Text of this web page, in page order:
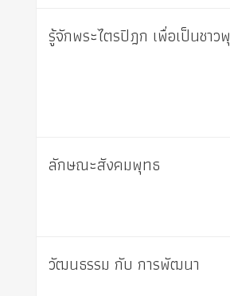
รู้จักพระไตรปิฎก เพื่อเป็นชา
ลักษณะสังคมพุทธ
วัฒนธรรม กับ การพัฒนา